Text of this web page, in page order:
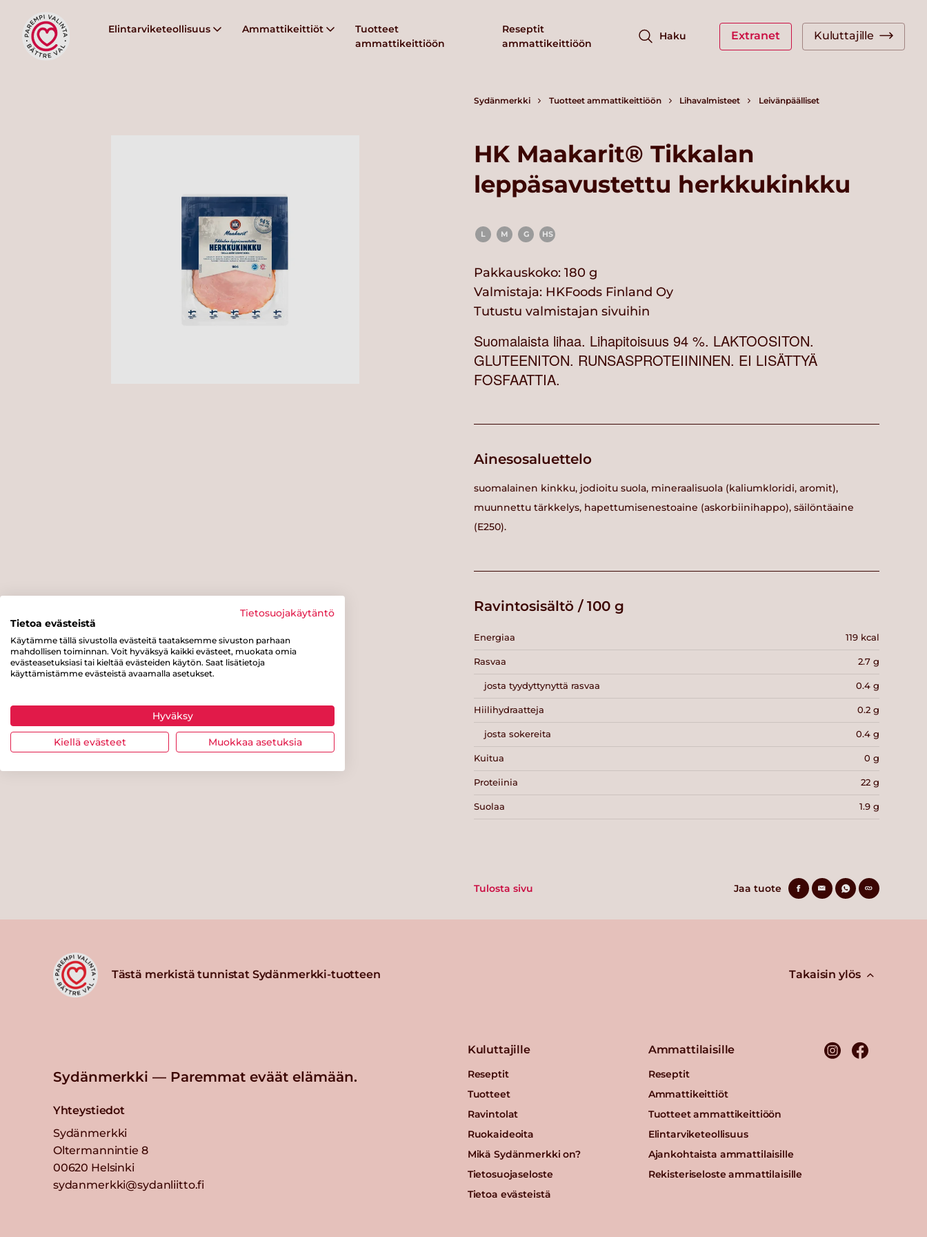
Elintarviketeollisuus Ammattikeittiöt
Tuotteet
ammattikeittiöön
Reseptit
ammattikeittiöön
Haku Extranet Kuluttajille
Sydänmerkki Tuotteet ammattikeittiöön Lihavalmisteet Leivänpäälliset
HK Maakarit® Tikkalan
leppäsavustettu herkkukinkku
L M G HS
Pakkauskoko: 180 g
Valmistaja: HKFoods Finland Oy
Tutustu valmistajan sivuihin
Suomalaista lihaa. Lihapitoisuus 94 %. LAKTOOSITON.
GLUTEENITON. RUNSASPROTEIININEN. EI LISÄTTYÄ
FOSFAATTIA.
Ainesosaluettelo
suomalainen kinkku, jodioitu suola, mineraalisuola (kaliumkloridi, aromit),
muunnettu tärkkelys, hapettumisenestoaine (askorbiinihappo), säilöntäaine
(E250).
Ravintosisältö / 100 g
Energiaa 119 kcal
Rasvaa 2.7 g
josta tyydyttynyttä rasvaa 0.4 g
Hiilihydraatteja 0.2 g
josta sokereita 0.4 g
Kuitua 0 g
Proteiinia 22 g
Suolaa 1.9 g
Tulosta sivu Jaa tuote
Tästä merkistä tunnistat Sydänmerkki-tuotteen Takaisin ylös
Sydänmerkki — Paremmat eväät elämään.
Yhteystiedot
Sydänmerkki
Oltermannintie 8
00620 Helsinki
sydanmerkki@sydanliitto.fi
Kuluttajille
Reseptit
Tuotteet
Ravintolat
Ruokaideoita
Mikä Sydänmerkki on?
Tietosuojaseloste
Tietoa evästeistä
Ammattilaisille
Reseptit
Ammattikeittiöt
Tuotteet ammattikeittiöön
Elintarviketeollisuus
Ajankohtaista ammattilaisille
Rekisteriseloste ammattilaisille
Tietosuojakäytäntö
Tietoa evästeistä
Käytämme tällä sivustolla evästeitä taataksemme sivuston parhaan
mahdollisen toiminnan. Voit hyväksyä kaikki evästeet, muokata omia
evästeasetuksiasi tai kieltää evästeiden käytön. Saat lisätietoja
käyttämistämme evästeistä avaamalla asetukset.
Hyväksy
Kiellä evästeet Muokkaa asetuksia